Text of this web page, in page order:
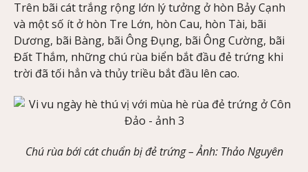
Trên bãi cát trắng rộng lớn lý tưởng ở hòn Bảy Cạnh
và một số ít ở hòn Tre Lớn, hòn Cau, hòn Tài, bãi
Dương, bãi Bàng, bãi Ông Đụng, bãi Ông Cường, bãi
Đất Thắm, những chú rùa biển bắt đầu đẻ trứng khi
trời đã tối hẳn và thủy triều bắt đầu lên cao.
Chú rùa bới cát chuẩn bị đẻ trứng –Ảnh: Thảo Nguyên